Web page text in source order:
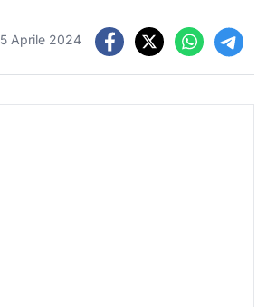
5 Aprile 2024